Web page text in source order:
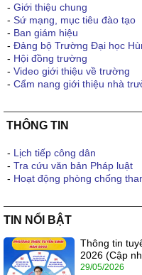
- Giới thiệu chung
- Sứ mạng, mục tiêu đào tạo
- Ban giám hiệu
- Đảng bộ Trường Đại học
- Hội đồng trường
- Video giới thiệu về trường
- Cẩm nang giới thiệu nhà
THÔNG TIN
- Lịch tiếp công dân
- Tra cứu văn bản Pháp luật
- Hoạt động phòng chống
TIN NỔI BẬT
Thông tin
2026 (Cập
29/05/2026